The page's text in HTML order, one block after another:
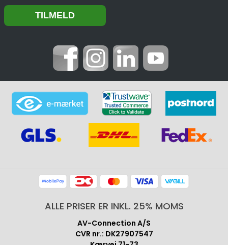
ALLE PRISER ER INKL. 25% MOMS
AV-Connection A/S
CVR nr.: DK27907547